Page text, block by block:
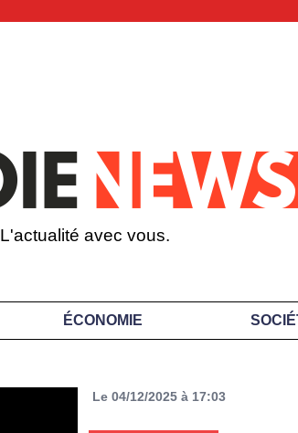
L'actualité avec vous.
ÉCONOMIE
Le 04/12/2025 à 17:03